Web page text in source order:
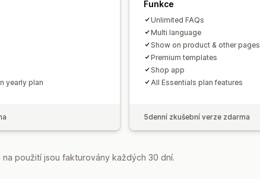
yearly plan
Funkce
Unlimited FAQs
Multi language
Show on product & other pages
Premium templates
Shop app
All Essentials plan features
5denní zkušební verze zdarma
použití jsou fakturovány každých 30 dní.